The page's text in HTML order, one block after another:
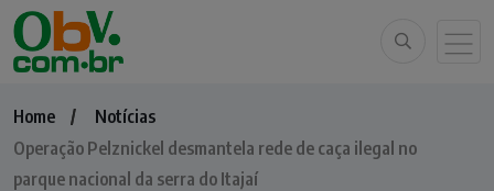
Home
Notícias
Operação Pelznickel desmantela rede de caça ilegal no
parque nacional da serra do Itajaí